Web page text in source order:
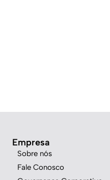
Empresa
Sobre nós
Fale Conosco